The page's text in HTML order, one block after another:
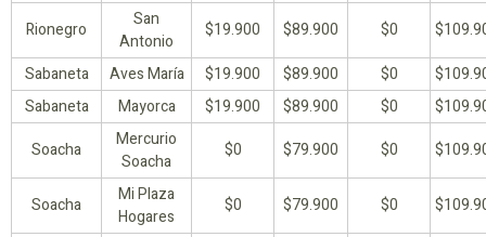
Rionegro
San
Antonio
$19.900 $89.900 $0
Sabaneta
Aves María $19.900 $89.900 $0
Sabaneta
Mayorca $19.900 $89.900 $0
Soacha
Mercurio
Soacha
$0 $79.900 $0
Soacha
Mi Plaza
Hogares
$0 $79.900 $0